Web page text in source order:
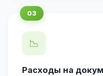
📉
Расходы на